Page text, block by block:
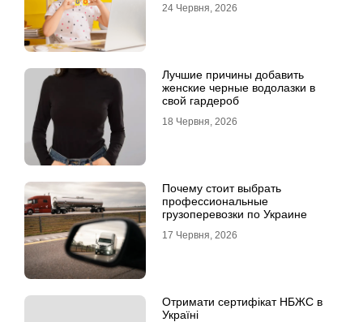
24 Червня, 2026
Лучшие причины добавить
женские черные водолазки в
свой гардероб
18 Червня, 2026
Почему стоит выбрать
профессиональные
грузоперевозки по Украине
17 Червня, 2026
Отримати сертифікат НБЖС в
Україні